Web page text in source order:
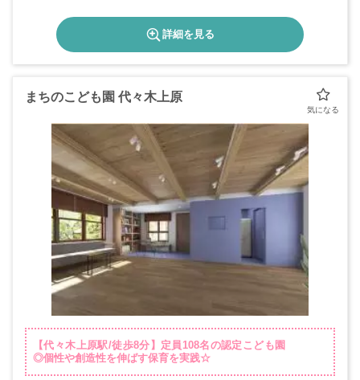
詳細を見る
まちのこども園 代々木上原
【代々木上原駅/徒歩8分】定員108名の認定こども園
◎個性や創造性を伸ばす保育を実践☆